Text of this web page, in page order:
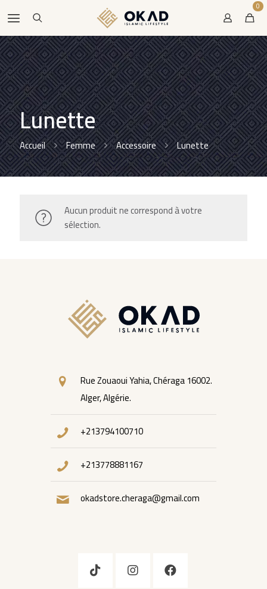
0
Lunette
Accueil Femme Accessoire Lunette
Aucun produit ne correspond à votre
sélection.
Rue Zouaoui Yahia, Chéraga 16002.
Alger, Algérie.
+213794100710
+213778881167
okadstore.cheraga@gmail.com